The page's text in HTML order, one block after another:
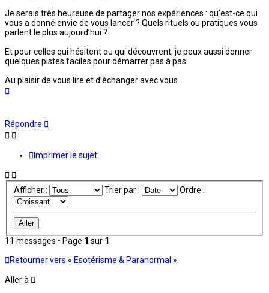
Je serais très heureuse de partager nos expériences : qu’est-ce qui
vous a donné envie de vous lancer ? Quels rituels ou pratiques vous
parlent le plus aujourd’hui ?
Et pour celles qui hésitent ou qui découvrent, je peux aussi donner
quelques pistes faciles pour démarrer pas à pas.
Au plaisir de vous lire et d’échanger avec vous
Répondre
Imprimer le sujet
Afficher : Trier par : Ordre :
11 messages • Page 1 sur 1
Retourner vers « Esotérisme & Paranormal »
Aller à